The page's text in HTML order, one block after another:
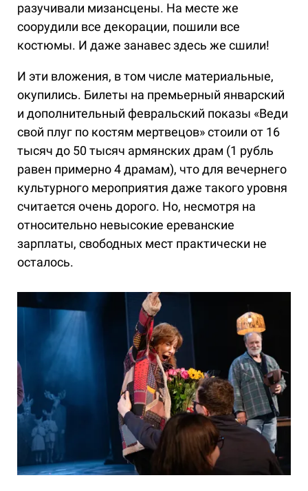
разучивали мизансцены. На месте же
соорудили все декорации, пошили все
костюмы. И даже занавес здесь же сшили!
И эти вложения, в том числе материальные,
окупились. Билеты на премьерный январский
и дополнительный февральский показы «Веди
свой плуг по костям мертвецов» стоили от 16
тысяч до 50 тысяч армянских драм (1 рубль
равен примерно 4 драмам), что для вечернего
культурного мероприятия даже такого уровня
считается очень дорого. Но, несмотря на
относительно невысокие ереванские
зарплаты, свободных мест практически не
осталось.